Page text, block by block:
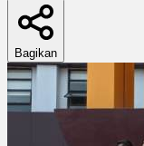
Bagikan